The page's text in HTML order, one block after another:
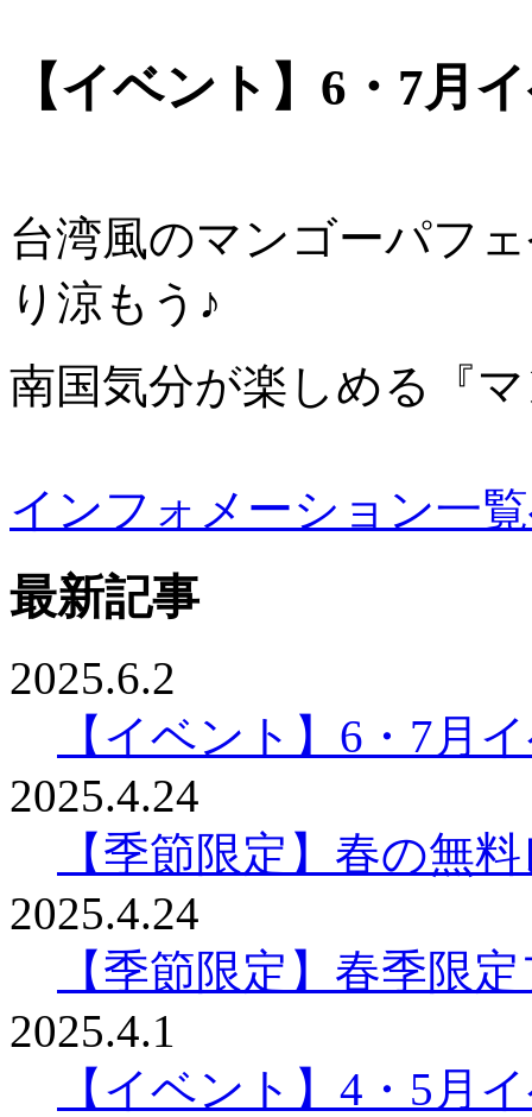
【イベント】6・7月
台湾風のマンゴーパフ
り涼もう♪
南国気分が楽しめる『
インフォメーション一
最新記事
2025.6.2
【イベント】6・7月
2025.4.24
【季節限定】春の無
2025.4.24
【季節限定】春季限
2025.4.1
【イベント】4・5月